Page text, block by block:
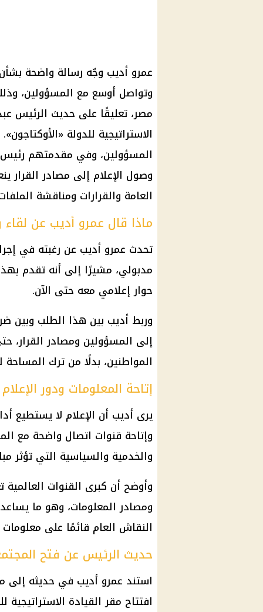
عمرو أديب وجّه رسالة واضحة
مصر، تعليقًا على حديث الرئيس
الاستراتيجية للدولة
المسؤولين، وفي مقدمتهم رئيس
وصول الإعلام إلى مصادر
العامة والقرارات ومناقشة
ماذا قال عمرو أديب عن لقاء
تحدث عمرو أديب عن رغبته في
مدبولي، مشيرًا إلى أنه تقدم
حوار إعلامي معه حتى الآن.
وربط أديب بين هذا الطلب وبين
إلى المسؤولين ومصادر
المواطنين، بدلًا من ترك المساحة
إتاحة المعلومات ودور الإعلام
يرى أديب أن الإعلام لا يستطيع
وإتاحة قنوات اتصال واضحة مع
والخدمية والسياسية التي تؤثر
وأوضح أن كبرى القنوات
ومصادر المعلومات، وهو ما
النقاش العام قائمًا على
حديث الرئيس عن فتح
استند عمرو أديب في حديثه إلى
افتتاح مقر القيادة